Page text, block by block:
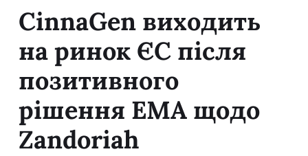
CinnaGen виходить
на ринок ЄС після
позитивного
рішення EMA щодо
Zandoriah